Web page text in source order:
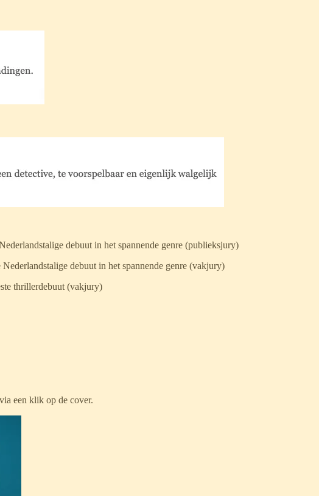
debuut in het spannende genre (publieksjury)
debuut in het spannende genre (vakjury)
thrillerdebuut (vakjury)
een klik op de cover.